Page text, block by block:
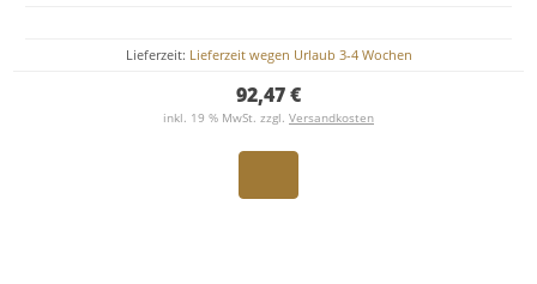
Lieferzeit: Lieferzeit wegen Urlaub 3-4 Wochen
92,47 €
inkl. 19 % MwSt. zzgl. Versandkosten